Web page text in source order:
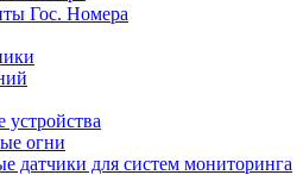
Гос. Номера
устройства
огни
датчики для систем мониторинга